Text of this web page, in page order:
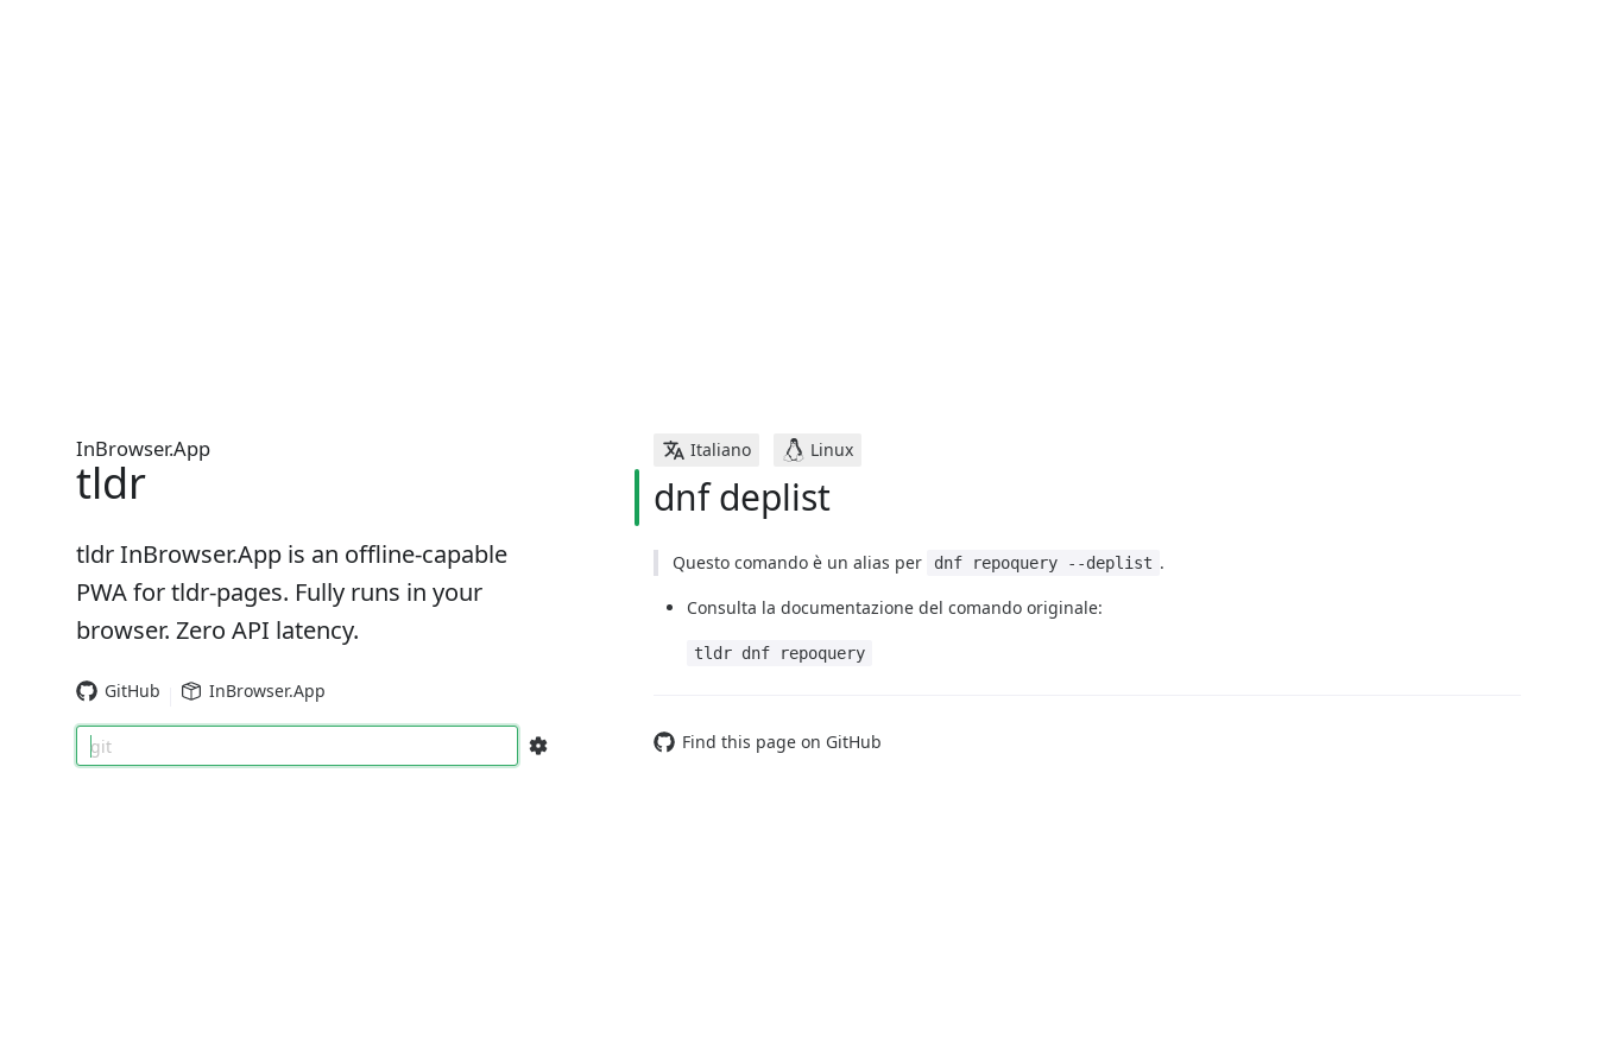
InBrowser.App
tldr
tldr InBrowser.App is an offline-capable
PWA for tldr-pages. Fully runs in your
browser. Zero API latency.
GitHub InBrowser.App
git
Italiano Linux
dnf deplist
Questo comando è un alias per dnf repoquery --deplist .
Consulta la documentazione del comando originale:
tldr dnf repoquery
Find this page on GitHub